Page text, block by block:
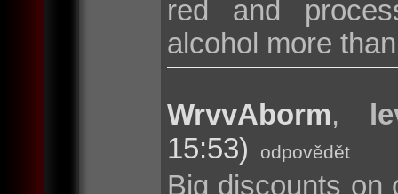
red and
alcohol more
WrvvAborm,
15:53)
odpovědět
Big discounts on